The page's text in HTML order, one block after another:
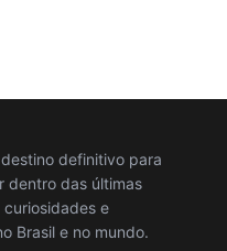
definitivo para
dentro das últimas
e
Brasil e no mundo.